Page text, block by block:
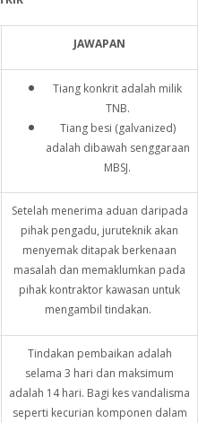
JAWAPAN
Tiang konkrit adalah milik
TNB.
Tiang besi (galvanized)
adalah dibawah senggaraan
MBSJ.
Setelah menerima aduan daripada
pihak pengadu, juruteknik akan
menyemak ditapak berkenaan
masalah dan memaklumkan pada
pihak kontraktor kawasan untuk
mengambil tindakan.
Tindakan pembaikan adalah
selama 3 hari dan maksimum
adalah 14 hari. Bagi kes vandalisma
seperti kecurian komponen dalam